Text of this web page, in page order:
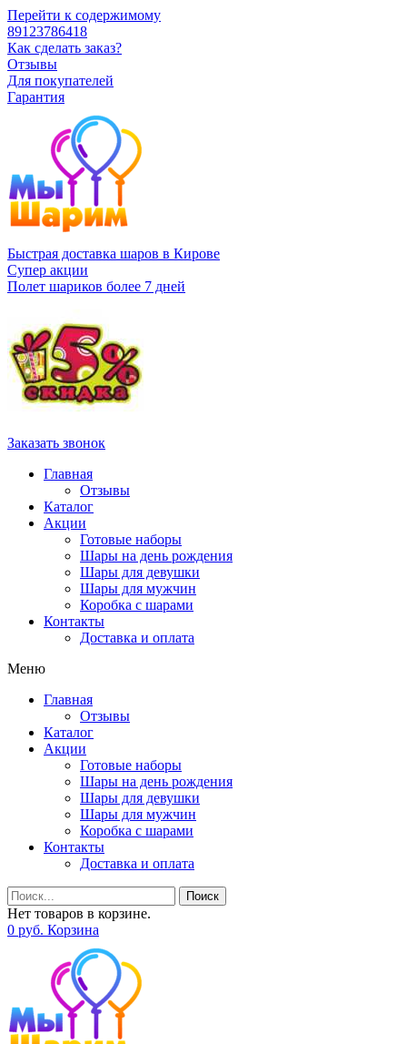
Перейти к содержимому
89123786418
Как сделать заказ?
Отзывы
Для покупателей
Гарантия
Быстрая доставка шаров в Кирове
Супер акции
Полет шариков более 7 дней
Заказать звонок
Главная
Отзывы
Каталог
Акции
Готовые наборы
Шары на день рождения
Шары для девушки
Шары для мужчин
Коробка с шарами
Контакты
Доставка и оплата
Меню
Главная
Отзывы
Каталог
Акции
Готовые наборы
Шары на день рождения
Шары для девушки
Шары для мужчин
Коробка с шарами
Контакты
Доставка и оплата
Поиск
Нет товаров в корзине.
0 руб. Корзина